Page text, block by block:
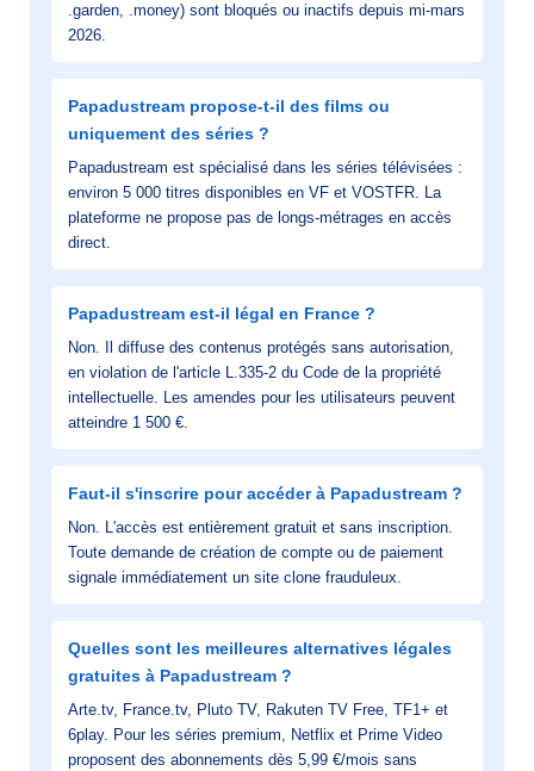
.garden, .money) sont bloqués ou inactifs depuis mi-mars
2026.
Papadustream propose-t-il des films ou
uniquement des séries ?
Papadustream est spécialisé dans les séries télévisées :
environ 5 000 titres disponibles en VF et VOSTFR. La
plateforme ne propose pas de longs-métrages en accès
direct.
Papadustream est-il légal en France ?
Non. Il diffuse des contenus protégés sans autorisation,
en violation de l'article L.335-2 du Code de la propriété
intellectuelle. Les amendes pour les utilisateurs peuvent
atteindre 1 500 €.
Faut-il s'inscrire pour accéder à Papadustream ?
Non. L'accès est entièrement gratuit et sans inscription.
Toute demande de création de compte ou de paiement
signale immédiatement un site clone frauduleux.
Quelles sont les meilleures alternatives légales
gratuites à Papadustream ?
Arte.tv, France.tv, Pluto TV, Rakuten TV Free, TF1+ et
6play. Pour les séries premium, Netflix et Prime Video
proposent des abonnements dès 5,99 €/mois sans